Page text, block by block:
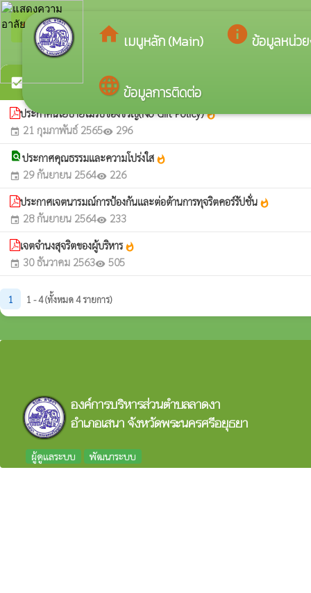
home เมนูหลัก (Main) info ข้อมูลหน่ว
language ข้อมูลการติดต่อ
arrow_back_ios กลับเมนูหลัก
check_boxเจตจำนงสุจริตของผู้บริหาร
ประกาศนโยบายไม่รับของขวัญ(No Gift Policy)whatshot
event 21 กุมภาพันธ์ 2565visibility 296
find_in_pageประกาศคุณธรรมและความโปร่งใส whatshot
event 29 กันยายน 2564visibility 226
ประกาศเจตนารมณ์การป้องกันและต่อต้านการทุจริตคอร์รัปชั่น whatshot
event 28 กันยายน 2564visibility 233
เจตจำนงสุจริตของผู้บริหารwhatshot
event 30 ธันวาคม 2563visibility 505
1 1 - 4 (ทั้งหมด 4 รายการ)
องค์การบริหารส่วนตำบลลาดงา
อำเภอเสนา จังหวัดพระนครศรีอยุธยา
ผู้ดูแลระบบ พัฒนาระบบ